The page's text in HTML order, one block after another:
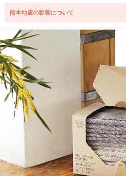
熊本地震の影響について